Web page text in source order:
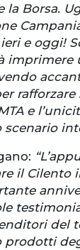
la Borsa.
e oggi!
e
il Cilento
del
prodotti